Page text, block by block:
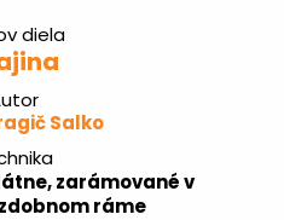
diela
Salko
zarámované v
ráme